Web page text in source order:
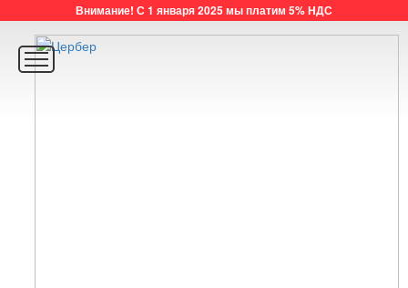
Внимание! С 1 января 2025 мы платим 5% НДС